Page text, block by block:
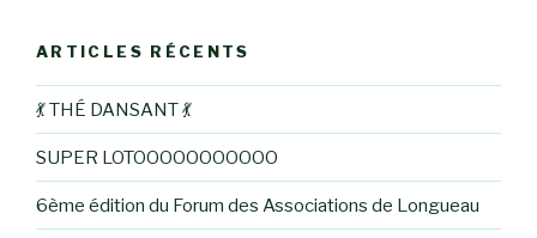
ARTICLES RÉCENTS
💃 THÉ DANSANT 💃
SUPER LOTOOOOOOOOOOO
6ème édition du Forum des Associations de Longueau